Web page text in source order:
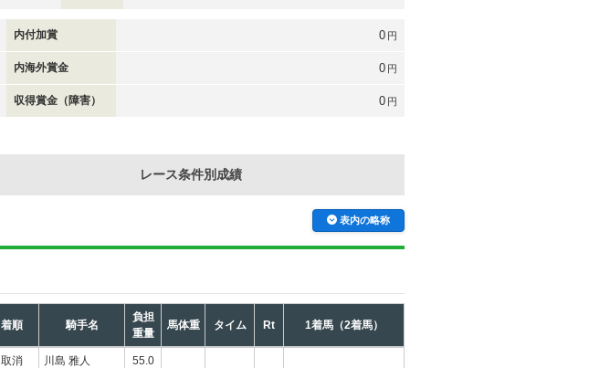
内付加賞 0 円
内海外賞金 0 円
収得賞金（障害） 0 円
レース条件別成績
表内の略称
着順 騎手名
負担
重量
馬体重 タイム Rt 1着馬（2着馬）
取消 川島 雅人 55.0